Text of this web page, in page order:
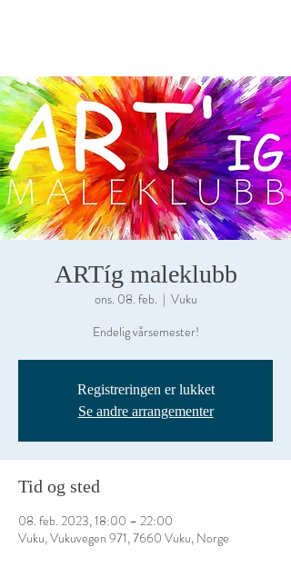
ARTíg maleklubb
ons. 08. feb.
  |
Vuku
Endelig vårsemester!
Registreringen er lukket
Se andre arrangementer
Tid og sted
08. feb. 2023, 18:00 – 22:00
Vuku, Vukuvegen 971, 7660 Vuku, Norge